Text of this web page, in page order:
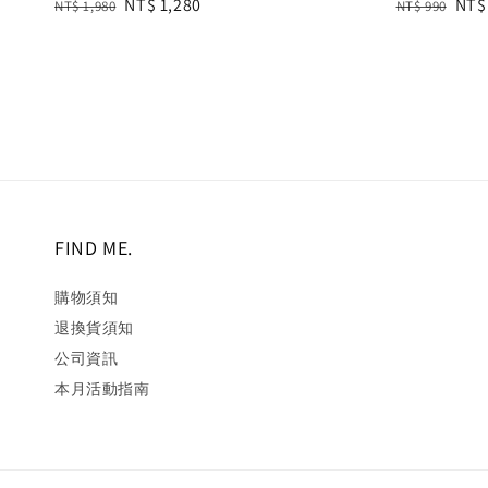
NT$ 1,980 NT$ 990
FIND ME.
購物須知
退換貨須知
公司資訊
本月活動指南